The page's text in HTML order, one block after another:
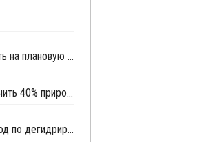
Shenhua Xinjiang планирует закрыть на плановую профилактику установку олефинов в Китае
К 2030 году Китай может обеспечить 40% прирост мировых мощностей по выпуску пропилена
Fuzhou ввела в эксплуатацию завод по дегидрированию пропана мощностью 900 тысяч тонн